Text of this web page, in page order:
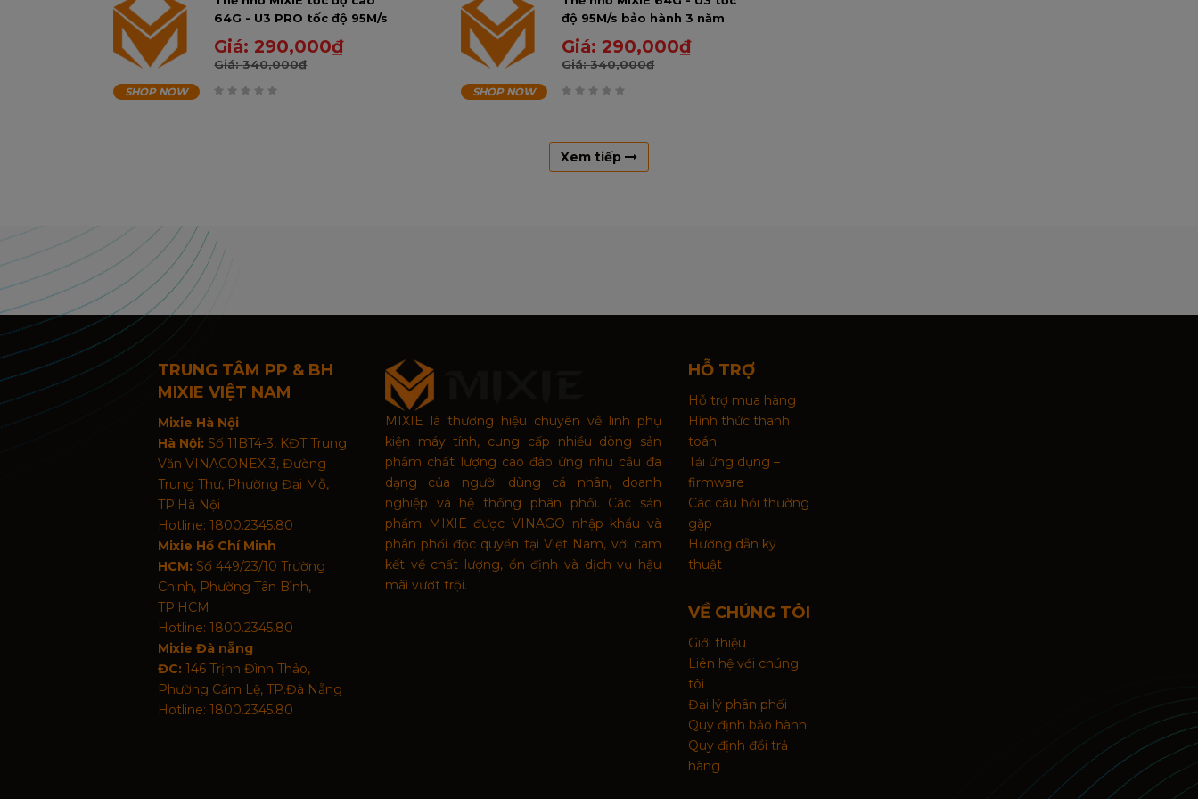
64G - U3 PRO tốc độ 95M/s
bảo hành 3 năm
Giá:290,000₫
Giá:340,000₫
SHOP NOW
độ 95M/s bảo hành 3 năm
Giá:290,000₫
Giá:340,000₫
SHOP NOW
Xem tiếp
TRUNG TÂM PP & BH
MIXIE VIỆT NAM
Mixie Hà Nội
Hà Nội: Số 11BT4-3, KĐT Trung
Văn VINACONEX 3, Đường
Trung Thư, Phường Đại Mỗ,
TP.Hà Nội
Hotline: 1800.2345.80
Mixie Hồ Chí Minh
HCM: Số 449/23/10 Trường
Chinh, Phường Tân Bình,
TP.HCM
Hotline: 1800.2345.80
Mixie Đà nẵng
ĐC: 146 Trịnh Đình Thảo,
Phường Cẩm Lệ, TP.Đà Nẵng
Hotline: 1800.2345.80
MIXIE là thương hiệu chuyên về linh phụ
kiện máy tính, cung cấp nhiều dòng sản
phẩm chất lượng cao đáp ứng nhu cầu đa
dạng của người dùng cá nhân, doanh
nghiệp và hệ thống phân phối. Các sản
phẩm MIXIE được VINAGO nhập khẩu và
phân phối độc quyền tại Việt Nam, với cam
kết về chất lượng, ổn định và dịch vụ hậu
mãi vượt trội.
HỖ TRỢ
Hỗ trợ mua hàng
Hình thức thanh
toán
Tải ứng dụng –
firmware
Các câu hỏi thường
gặp
Hướng dẫn kỹ
thuật
VỀ CHÚNG TÔI
Giới thiệu
Liên hệ với chúng
tôi
Đại lý phân phối
Quy định bảo hành
Quy định đổi trả
hàng